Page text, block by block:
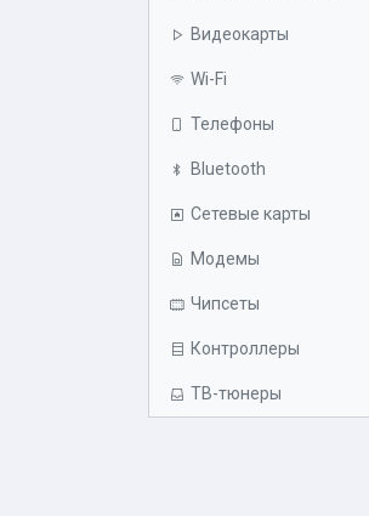
Видеокарты
Wi-Fi
Телефоны
Bluetooth
Сетевые карты
Модемы
Чипсеты
Контроллеры
ТВ-тюнеры